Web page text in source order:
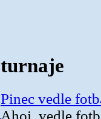
turnaje
Pinec vedle
Ahoj, vedle